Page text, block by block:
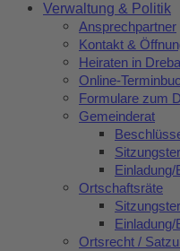
Verwaltung & Politik
Ansprechpartner
Kontakt &
Heiraten in
Online-
Formulare zum
Gemeinderat
Ortschaftsräte
Ortsrecht /